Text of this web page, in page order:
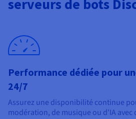
Tarifs
Documentation
Roadmap & Changelog
serveurs de bots
Performance dédiée pour
24/7
Assurez une disponibilité continue
modération, de musique ou d'IA avec